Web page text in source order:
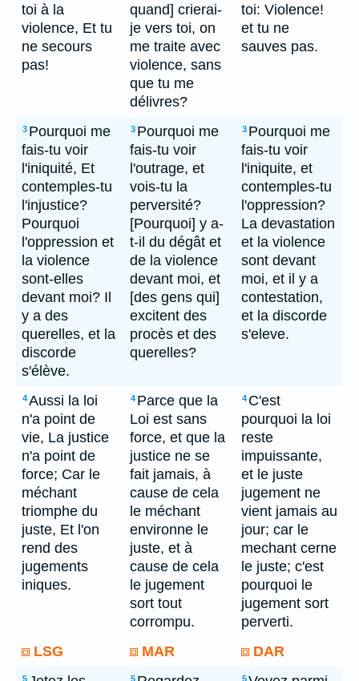
toi à la
violence, Et tu
ne secours
pas!
quand] crierai-
je vers toi, on
me traite avec
violence, sans
que tu me
délivres?
toi: Violence!
et tu ne
sauves pas.
3 Pourquoi me
fais-tu voir
l'iniquité, Et
contemples-tu
l'injustice?
Pourquoi
l'oppression et
la violence
sont-elles
devant moi? Il
y a des
querelles, et la
discorde
s'élève.
3 Pourquoi me
fais-tu voir
l'outrage, et
vois-tu la
perversité?
[Pourquoi] y a-
t-il du dégât et
de la violence
devant moi, et
[des gens qui]
excitent des
procès et des
querelles?
3 Pourquoi me
fais-tu voir
l'iniquite, et
contemples-tu
l'oppression?
La devastation
et la violence
sont devant
moi, et il y a
contestation,
et la discorde
s'eleve.
4Aussi la loi
n'a point de
vie, La justice
n'a point de
force; Car le
méchant
triomphe du
juste, Et l'on
rend des
jugements
iniques.
4 Parce que la
Loi est sans
force, et que la
justice ne se
fait jamais, à
cause de cela
le méchant
environne le
juste, et à
cause de cela
le jugement
sort tout
corrompu.
4 C'est
pourquoi la loi
reste
impuissante,
et le juste
jugement ne
vient jamais au
jour; car le
mechant cerne
le juste; c'est
pourquoi le
jugement sort
perverti.
LSG
MAR DAR
5 5 5